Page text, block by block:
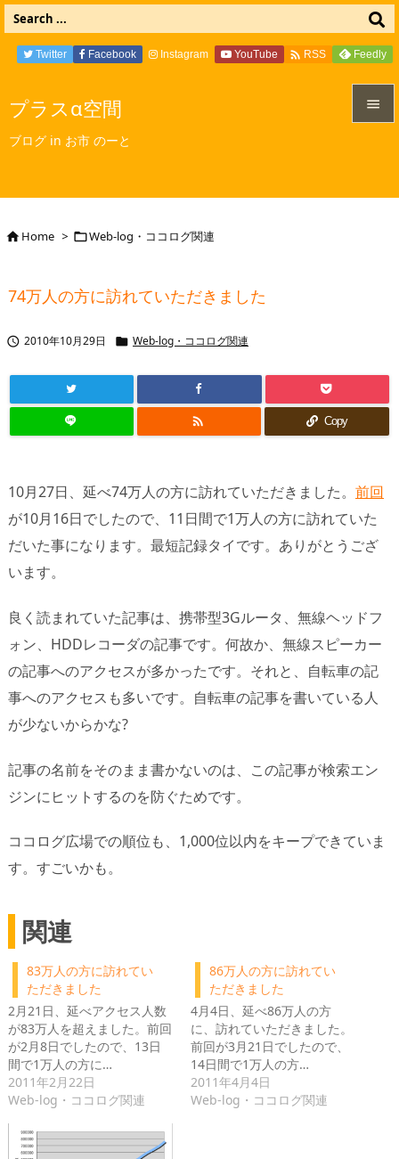
プラスα空間
ブログ in お市 のーと

Twitter Facebook Instagram YouTube  RSS Feedly
Home > Web-log・ココログ関連
74万人の方に訪れていただきました
 2010年10月29日  Web-log・ココログ関連
 Copy
10月27日、延べ74万人の方に訪れていただきました。 前回
が10月16日でしたので、11日間で1万人の方に訪れていた
だいた事になります。最短記録タイです。ありがとうござ
います。
良く読まれていた記事は、携帯型3Gルータ、無線ヘッドフ
ォン、HDDレコーダの記事です。何故か、無線スピーカー
の記事へのアクセスが多かったです。それと、自転車の記
事へのアクセスも多いです。自転車の記事を書いている人
が少ないからかな?
記事の名前をそのまま書かないのは、この記事が検索エン
ジンにヒットするのを防ぐためです。
ココログ広場での順位も、1,000位以内をキープできていま
す。すごいかも。
関連
83万人の方に訪れてい
ただきました
2月21日、延べアクセス人数
が83万人を超えました。前回
が2月8日でしたので、13日
間で1万人の方に…
2011年2月22日
Web-log・ココログ関連
86万人の方に訪れてい
ただきました
4月4日、延べ86万人の方
に、訪れていただきました。
前回が3月21日でしたので、
14日間で1万人の方…
2011年4月4日
Web-log・ココログ関連